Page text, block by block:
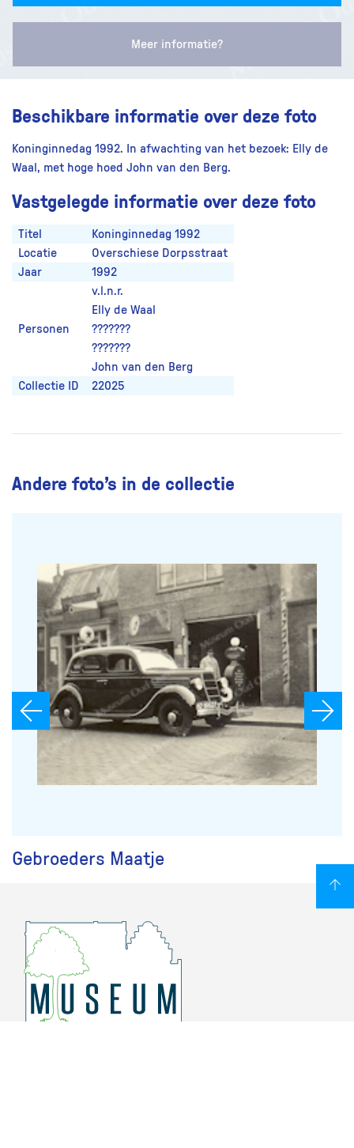
Meer informatie?
Beschikbare informatie over deze foto
Koninginnedag 1992. In afwachting van het bezoek: Elly de
Waal, met hoge hoed John van den Berg.
Vastgelegde informatie over deze foto
Titel
Koninginnedag 1992
Locatie
Overschiese Dorpsstraat
Jaar
1992
Personen
v.l.n.r.
Elly de Waal
???????
???????
John van den Berg
Collectie ID
22025
Andere foto’s in de collectie
Gebroeders Maatje